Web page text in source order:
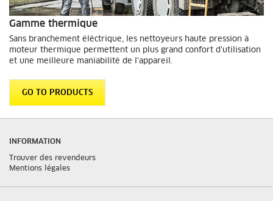
Gamme thermique
Sans branchement éléctrique, les nettoyeurs haute pression à
moteur thermique permettent un plus grand confort d'utilisation
et une meilleure maniabilité de l'appareil.
GO TO PRODUCTS
INFORMATION
Trouver des revendeurs
Mentions légales